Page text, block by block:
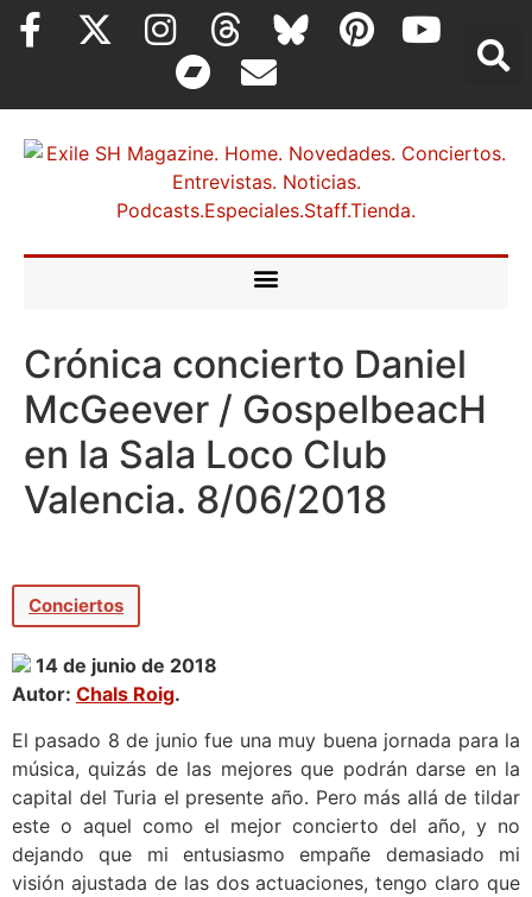
Crónica concierto Daniel
McGeever / GospelbeacH
en la Sala Loco Club
Valencia. 8/06/2018
Conciertos
14 de junio de 2018
Autor: Chals Roig.
El pasado 8 de junio fue una muy buena jornada para la
música, quizás de las mejores que podrán darse en la
capital del Turia el presente año. Pero más allá de tildar
este o aquel como el mejor concierto del año, y no
dejando que mi entusiasmo empañe demasiado mi
visión ajustada de las dos actuaciones, tengo claro que